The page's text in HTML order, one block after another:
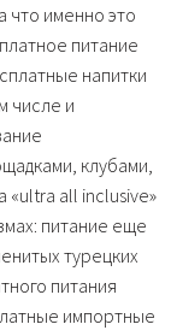
что именно это
питание
напитки
числе и
клубами,
«ultra all inclusive»
питание еще
турецких
питания
импортные